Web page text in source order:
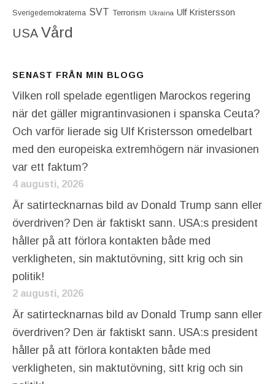
Sverigedemokraterna SVT Terrorism Ukraina Ulf Kristersson
USA Vård
SENAST FRÅN MIN BLOGG
Vilken roll spelade egentligen Marockos regering
när det gäller migrantinvasionen i spanska Ceuta?
Och varför lierade sig Ulf Kristersson omedelbart
med den europeiska extremhögern när invasionen
var ett faktum?
4 augusti, 2026
Är satirtecknarnas bild av Donald Trump sann eller
överdriven? Den är faktiskt sann. USA:s president
håller på att förlora kontakten både med
verkligheten, sin maktutövning, sitt krig och sin
politik!
2 augusti, 2026
Är satirtecknarnas bild av Donald Trump sann eller
överdriven? Den är faktiskt sann. USA:s president
håller på att förlora kontakten både med
verkligheten, sin maktutövning, sitt krig och sin